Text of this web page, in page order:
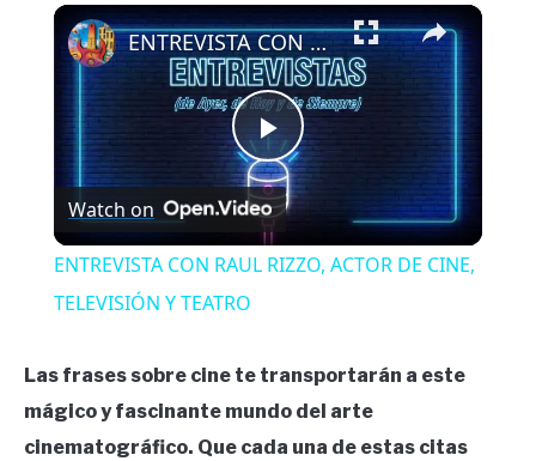
×
Play
Video
ENTREVISTA CON RAUL RIZZO, ACTOR DE CINE, TELEVISIÓN Y TEATRO
Watch on
ENTREVISTA CON RAUL RIZZO, ACTOR DE CINE,
TELEVISIÓN Y TEATRO
Las frases sobre cine te transportarán a este
mágico y fascinante mundo del arte
cinematográfico. Que cada una de estas citas